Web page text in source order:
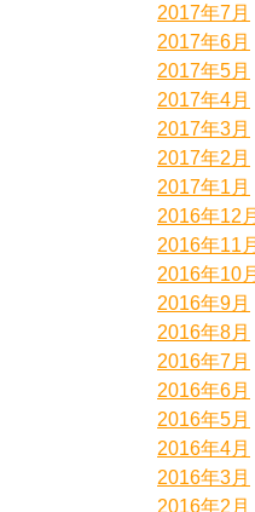
2017年7月
2017年6月
2017年5月
2017年4月
2017年3月
2017年2月
2017年1月
2016年12月
2016年11月
2016年10月
2016年9月
2016年8月
2016年7月
2016年6月
2016年5月
2016年4月
2016年3月
2016年2月